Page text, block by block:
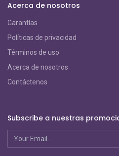
Acerca de nosotros
Garantías
Políticas de privacidad
Términos de uso
Acerca de nosotros
Contáctenos
Subscribe a nuestras